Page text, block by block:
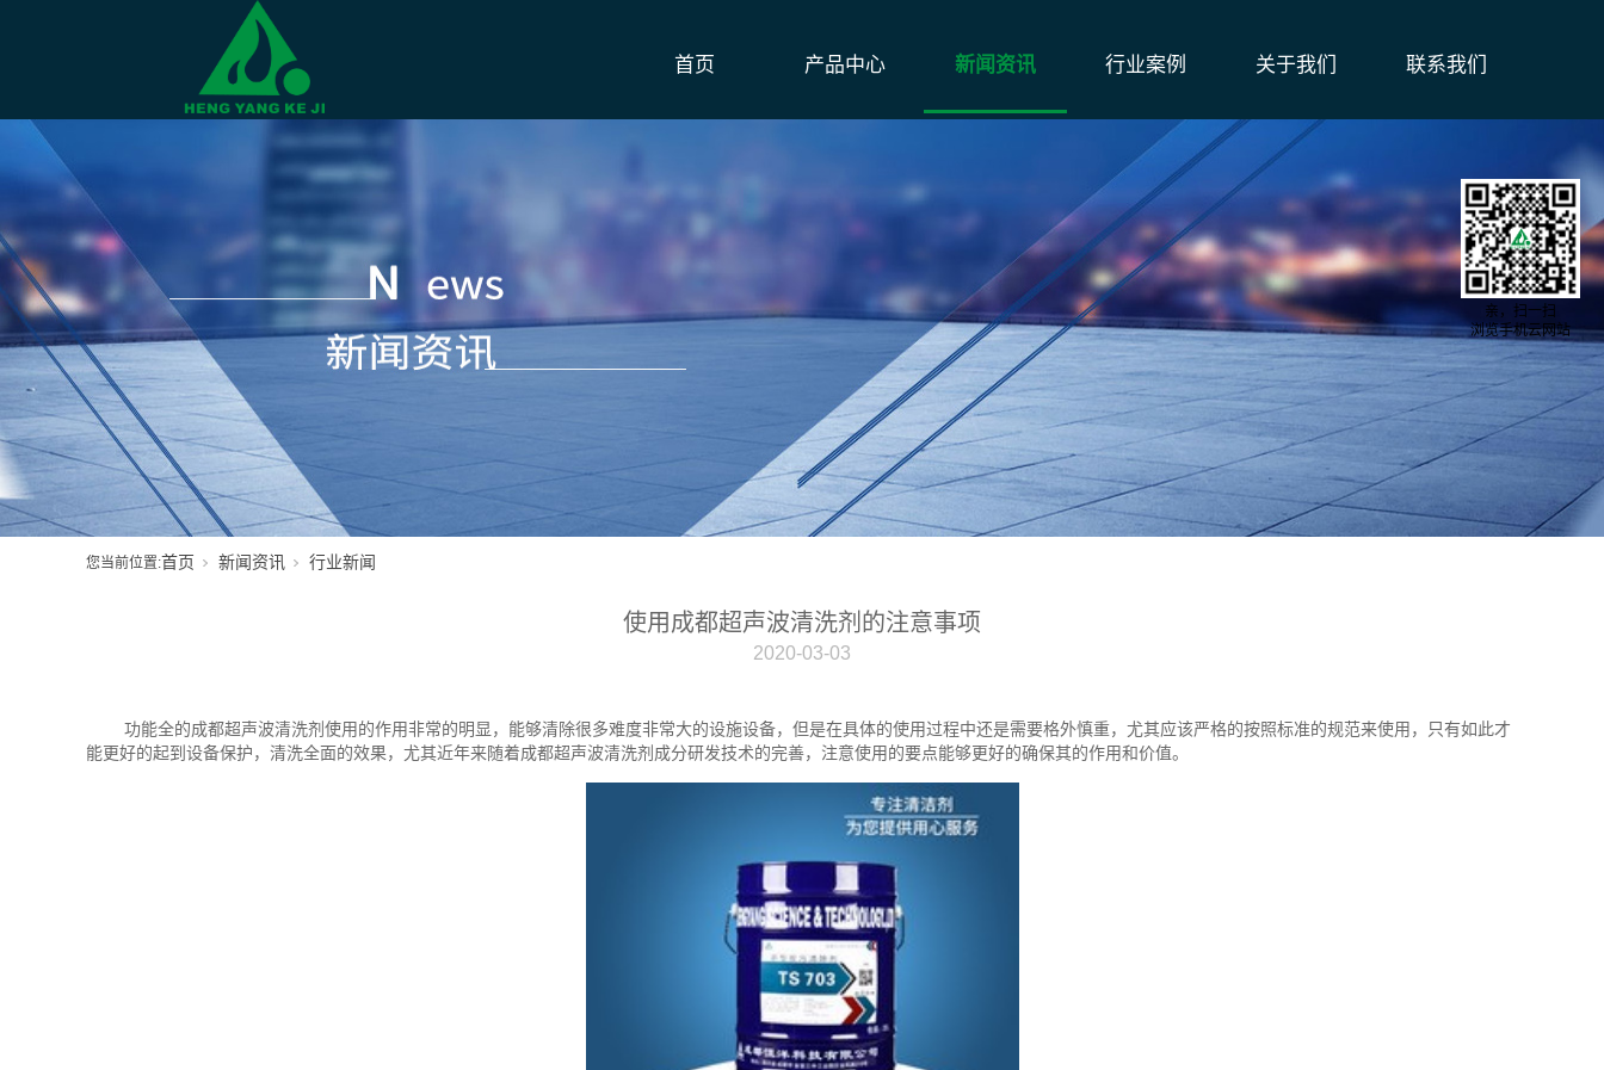
首页 产品中心 新闻资讯 行业案例 关于我们 联系我们
您当前位置:首页 新闻资讯 行业新闻
使用成都超声波清洗剂的注意事项
2020-03-03
功能全的成都超声波清洗剂使用的作用非常的明显，能够清除很多难度非常大的设施设备，但是在具体的使用过程中还是需要格外慎重，尤其应该严格的按照标准的规范来使用，只有如此才
能更好的起到设备保护，清洗全面的效果，尤其近年来随着成都超声波清洗剂成分研发技术的完善，注意使用的要点能够更好的确保其的作用和价值。
亲，扫一扫
浏览手机云网站